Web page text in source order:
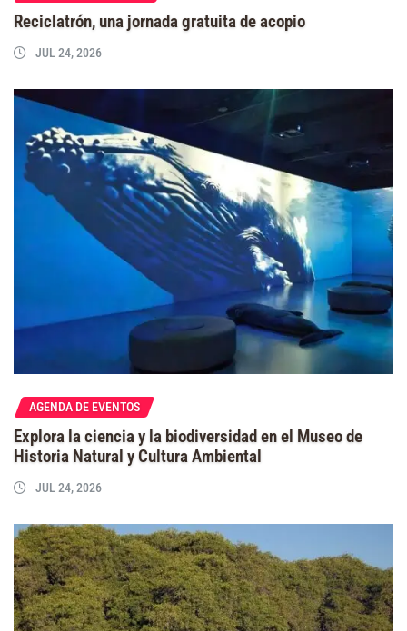
Reciclatrón, una jornada gratuita de acopio
JUL 24, 2026
AGENDA DE EVENTOS
Explora la ciencia y la biodiversidad en el Museo de
Historia Natural y Cultura Ambiental
JUL 24, 2026